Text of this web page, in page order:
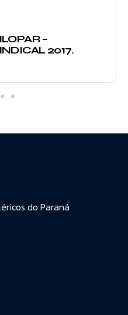
–
2017.
do Paraná